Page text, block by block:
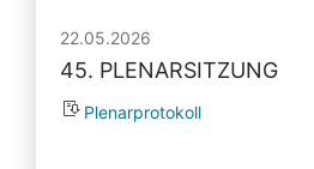
22.05.2026
45. PLENARSITZUNG
Plenarprotokoll